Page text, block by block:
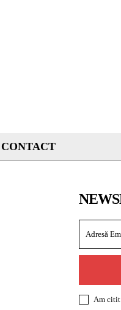
CONTACT
Am citit